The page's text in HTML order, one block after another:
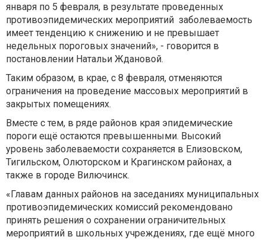
января по 5 февраля, в результате проведенных
противоэпидемических мероприятий заболеваемость
имеет тенденцию к снижению и не превышает
недельных пороговых значений», - говорится в
постановлении Натальи Ждановой.
Таким образом, в крае, с 8 февраля, отменяются
ограничения на проведение массовых мероприятий в
закрытых помещениях.
Вместе с тем, в ряде районов края эпидемические
пороги ещё остаются превышенными. Высокий
уровень заболеваемости сохраняется в Елизовском,
Тигильском, Олюторском и Крагинском районах, а
также в городе Вилючинск.
«Главам данных районов на заседаниях муниципальных
противоэпидемических комиссий рекомендовано
принять решения о сохранении ограничительных
мероприятий в школьных учреждениях, где ещё много